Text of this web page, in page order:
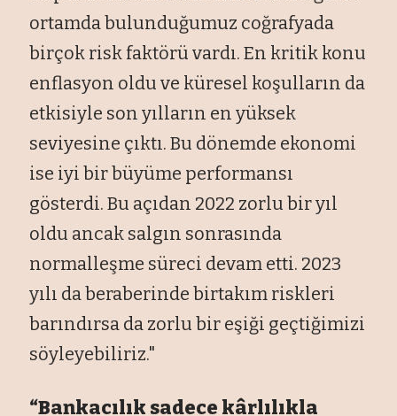
ortamda bulunduğumuz coğrafyada
birçok risk faktörü vardı. En kritik konu
enflasyon oldu ve küresel koşulların da
etkisiyle son yılların en yüksek
seviyesine çıktı. Bu dönemde ekonomi
ise iyi bir büyüme performansı
gösterdi. Bu açıdan 2022 zorlu bir yıl
oldu ancak salgın sonrasında
normalleşme süreci devam etti. 2023
yılı da beraberinde birtakım riskleri
barındırsa da zorlu bir eşiği geçtiğimizi
söyleyebiliriz."
“Bankacılık sadece kârlılıkla